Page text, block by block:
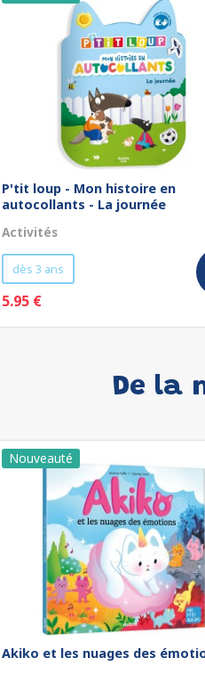
P'tit loup - Mon histoire en
autocollants - La journée
Activités
dès 3 ans
5.95 €
De la
Akiko et les nuages des